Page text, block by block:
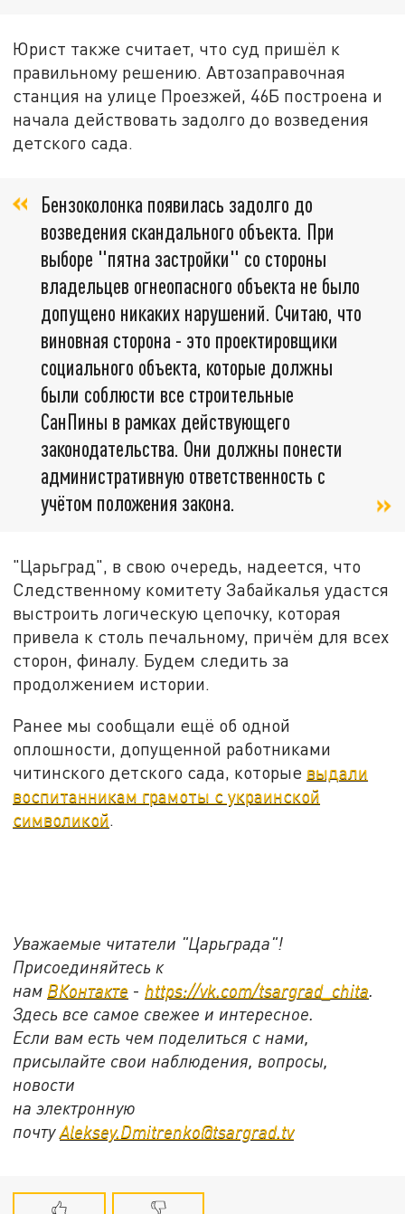
Юрист также считает, что суд пришёл к
правильному решению. Автозаправочная
станция на улице Проезжей, 46Б построена и
начала действовать задолго до возведения
детского сада.
Бензоколонка появилась задолго до
возведения скандального объекта. При
выборе "пятна застройки" со стороны
владельцев огнеопасного объекта не было
допущено никаких нарушений. Считаю, что
виновная сторона - это проектировщики
социального объекта, которые должны
были соблюсти все строительные
СанПины в рамках действующего
законодательства. Они должны понести
административную ответственность с
учётом положения закона.
"Царьград", в свою очередь, надеется, что
Следственному комитету Забайкалья удастся
выстроить логическую цепочку, которая
привела к столь печальному, причём для всех
сторон, финалу. Будем следить за
продолжением истории.
Ранее мы сообщали ещё об одной
оплошности, допущенной работниками
читинского детского сада, которые выдали
воспитанникам грамоты с украинской
символикой
Уважаемые читатели "Царьграда"!
Присоединяйтесь к
нам ВКонтакте - https://vk.com/tsargrad_chita.
Здесь все самое свежее и интересное.
Если вам есть чем поделиться с нами,
присылайте свои наблюдения, вопросы,
новости
на электронную
почтуAleksey.Dmitrenko@tsargrad.tv